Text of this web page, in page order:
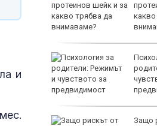
и
по
какво
Защо